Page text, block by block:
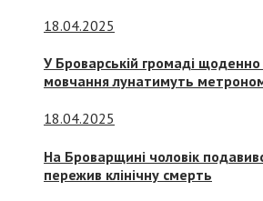
18.04.2025
У Броварській громаді
мовчання лунатимуть
18.04.2025
На Броварщині чоловік
пережив клінічну смерть